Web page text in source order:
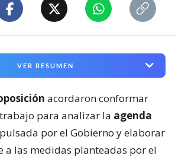
VER RESUMEN
acordaron conformar
para analizar la agenda
por el Gobierno y elaborar
a las medidas planteadas por el